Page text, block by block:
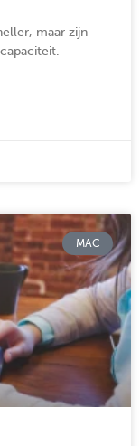
maar zijn
MAC